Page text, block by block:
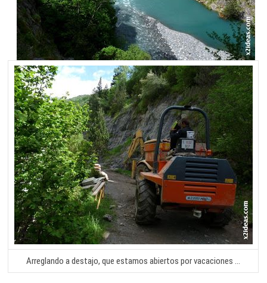
Arreglando a destajo, que estamos abiertos por vacaciones …